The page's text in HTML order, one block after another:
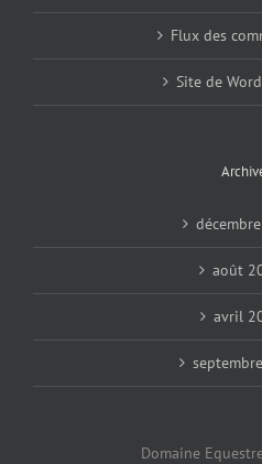
Flux des
Site de
août
avril
Domaine